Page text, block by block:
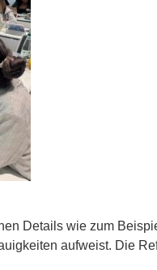
Details wie zum
aufweist. Die